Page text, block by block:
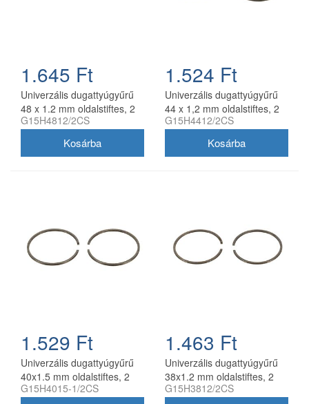
1.645 Ft
Univerzális dugattyúgyűrű
48 x 1.2 mm oldalstiftes, 2
db/csomag, utángyártott
G15H4812/2CS
1.524 Ft
Univerzális dugattyúgyűrű
44 x 1,2 mm oldalstiftes, 2
db/csomag utángyártott
G15H4412/2CS
1.529 Ft
Univerzális dugattyúgyűrű
40x1.5 mm oldalstiftes, 2
db/csomag, utángyártott
G15H4015-1/2CS
1.463 Ft
Univerzális dugattyúgyűrű
38x1.2 mm oldalstiftes, 2
db/csomag, utángyártott
G15H3812/2CS